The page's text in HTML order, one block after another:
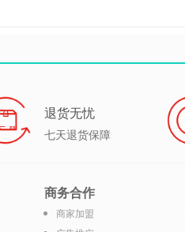
退货无忧
七天退货保障
商务合作
商家加盟